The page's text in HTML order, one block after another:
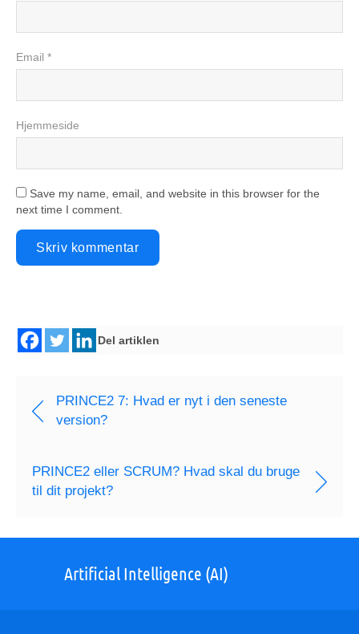
Email *
Hjemmeside
Save my name, email, and website in this browser for the
next time I comment.
Del artiklen
PRINCE2 7: Hvad er nyt i den seneste
version?
PRINCE2 eller SCRUM? Hvad skal du bruge
til dit projekt?
Artificial Intelligence (AI)